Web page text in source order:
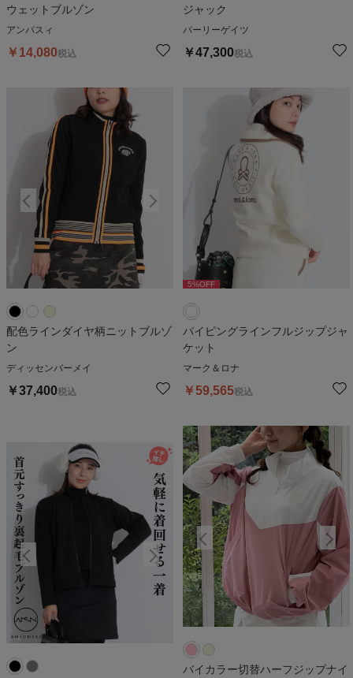
ウェットブルゾン
アンパスィ
￥ 14,080税込
ジャック
パーリーゲイツ
￥47,300税込
配色ラインダイヤ柄ニットブルゾ
ン
ディッセンバーメイ
￥37,400税込
5%OFF
パイピングラインフルジップジャ
ケット
マーク＆ロナ
￥59,565税込
バイカラー切替ハーフジップナイ